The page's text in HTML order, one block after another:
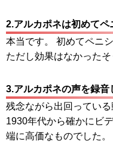
2.アルカポネは初めて
本当です。 初めてペニ
ただし効果はなかったそ
3.アルカポネの声を録音
残念ながら出回っている
1930年代から確かにビ
端に高価なものでした。